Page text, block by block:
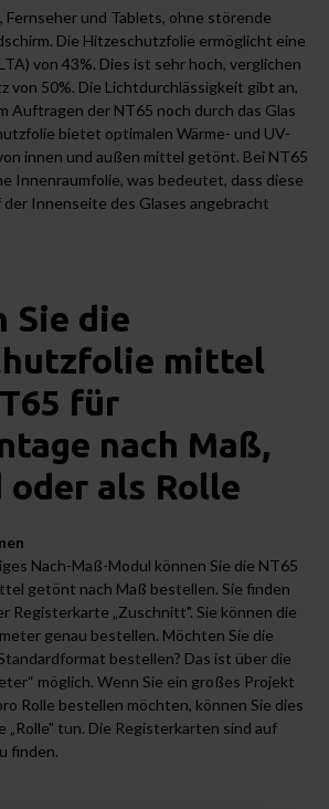
Fernseher und Tablets, ohne störende
Die Hitzeschutzfolie ermöglicht eine
von 43%. Dies ist sehr hoch, verglichen
von 50%. Die Lichtdurchlässigkeit gibt an,
Auftragen der NT65 noch durch das Glas
bietet optimalen Wärme- und UV-
innen und außen mittel getönt. Bei NT65
Innenraumfolie, was bedeutet, dass diese
Innenseite des Glases angebracht
Sie die
mittel
für
nach Maß,
oder als Rolle
Nach-Maß-Modul können Sie die NT65
getönt nach Maß bestellen. Sie finden
Registerkarte „Zuschnitt". Sie können die
genau bestellen. Möchten Sie die
bestellen? Das ist über die
möglich. Wenn Sie ein großes Projekt
Rolle bestellen möchten, können Sie dies
„Rolle" tun. Die Registerkarten sind auf
finden.